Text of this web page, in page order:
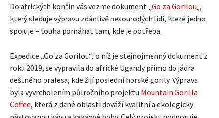
Do afrických končin vás vezme dokument „Go za Gorilou„,
který sleduje výpravu zdánlivě nesourodých lidí, které jedno
spojuje – touha pomáhat tam, kde je potřeba.
Expedice „Go za Gorilou“, o níž je stejnojmenný dokument z
roku 2019, se vypravila do africké Ugandy přímo do jádra
deštného pralesa, kde žijí poslední horské gorily. Výprava
byla vyvrcholením půlročního projektu Mountain Gorilla
Coffee, která z dané oblasti dováží kvalitní a ekologicky